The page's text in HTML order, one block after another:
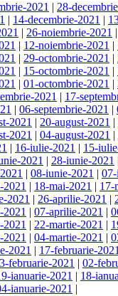
2021 | 28-
| 14-decembrie-2021 |
| 26-noiembrie-2021 |
| 12-noiembrie-2021 |
| 29-octombrie-2021 |
| 15-octombrie-2021 |
| 01-octombrie-2021 |
2021 | 17-
| 06-septembrie-2021 |
2021 | 20-august-2021 |
2021 | 04-august-2021 |
| 16-iulie-2021 | 15-
2021 | 28-iunie-2021
| 08-iunie-2021 |
2021 | 18-mai-2021 | 17-
2021 | 26-aprilie-2021 |
| 07-aprilie-2021 |
2021 | 22-martie-2021 |
| 04-martie-2021 |
2021 | 17-februarie-2021
februarie-2021 | 02-
ianuarie-2021 | 18-
ianuarie-2021 |